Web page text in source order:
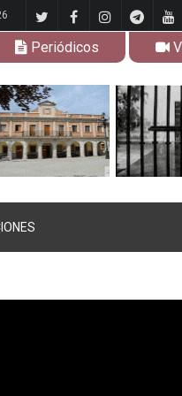
Periódicos